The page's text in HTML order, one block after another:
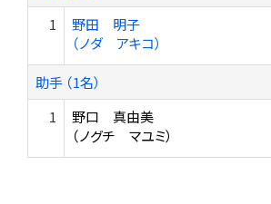
1
野田 明子
（ノダ アキコ）
助手 （1名）
1
野口 真由美
（ノグチ マユミ）